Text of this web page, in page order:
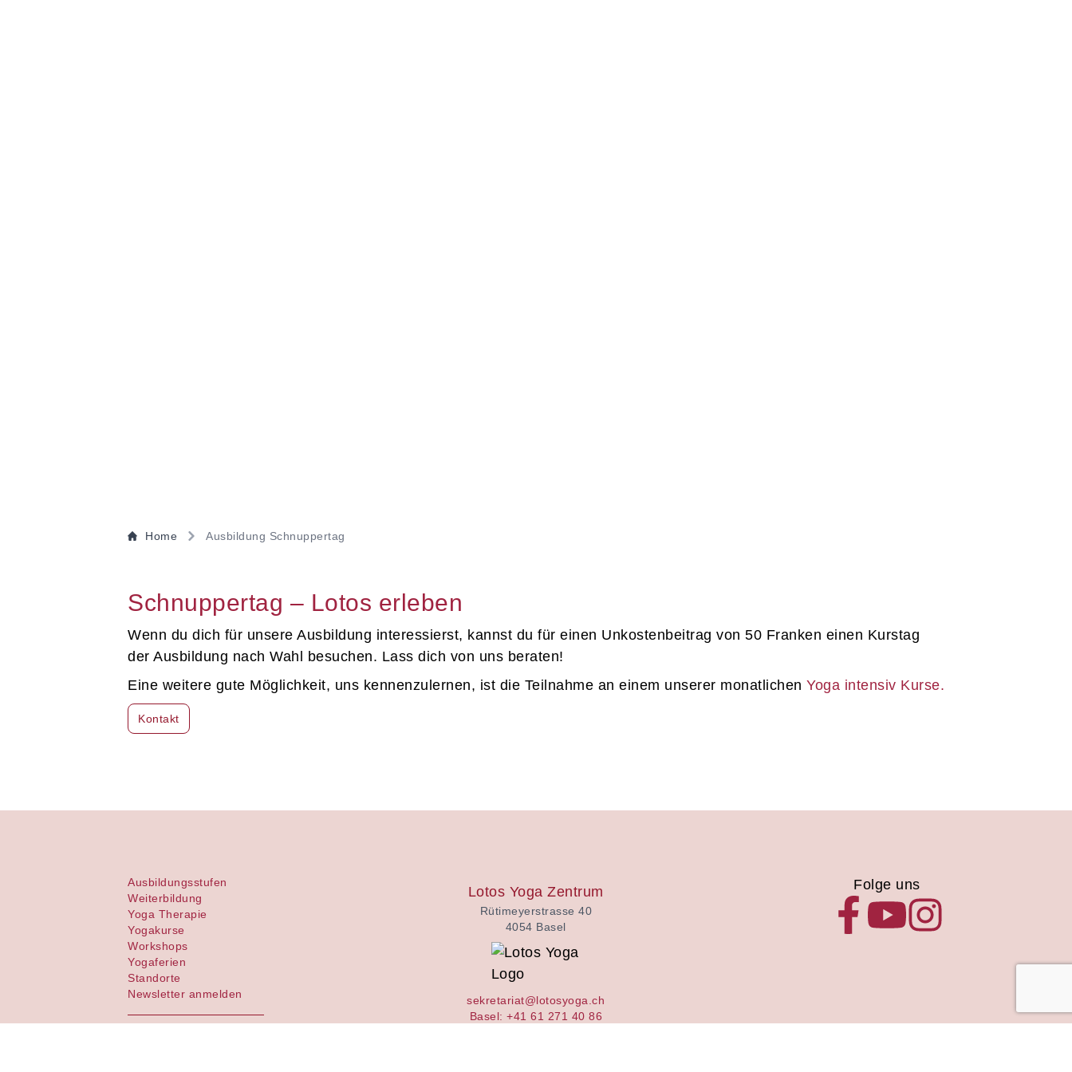
Home Ausbildung Schnuppertag
Schnuppertag – Lotos erleben
Wenn du dich für unsere Ausbildung interessierst, kannst du für einen Unkostenbeitrag von 50 Franken einen Kurstag
der Ausbildung nach Wahl besuchen. Lass dich von uns beraten!
Eine weitere gute Möglichkeit, uns kennenzulernen, ist die Teilnahme an einem unserer monatlichen Yoga intensiv Kurse.
Kontakt
Ausbildungsstufen
Weiterbildung
Yoga Therapie
Yogakurse
Workshops
Yogaferien
Standorte
Newsletter anmelden
Lotos Yoga Zentrum
Rütimeyerstrasse 40
4054 Basel
sekretariat@lotosyoga.ch
Basel: +41 61 271 40 86
Folge uns